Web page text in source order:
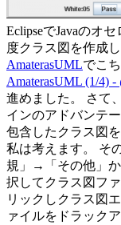
EclipseでJavaのオ
度クラス図を作成
AmaterasUMLでこ
AmaterasUML (1/4) -
進めました。 さて
インのアドバンテ
包含したクラス図
私は考えます。 そ
規」→「その他」
択してクラス図フ
リックしクラス図
ァイルをドラック